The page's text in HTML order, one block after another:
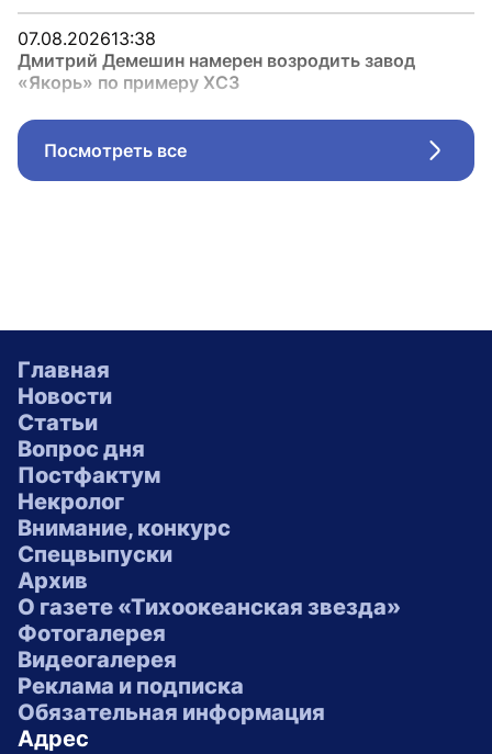
07.08.202613:38
Дмитрий Демешин намерен возродить завод
«Якорь» по примеру ХСЗ
Посмотреть все
Главная
Новости
Статьи
Вопрос дня
Постфактум
Некролог
Внимание, конкурс
Спецвыпуски
Архив
О газете «Тихоокеанская звезда»
Фотогалерея
Видеогалерея
Реклама и подписка
Обязательная информация
Адрес